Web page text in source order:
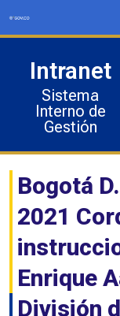
Intranet
Sistema
Interno de
Gestión
Bogotá
2021
Enrique
División